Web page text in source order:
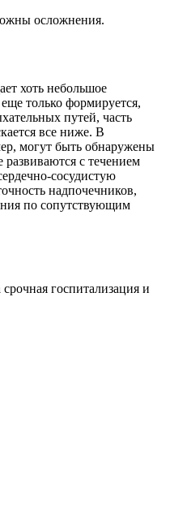
осложнения.
хоть небольшое
только формируется,
путей, часть
все ниже. В
могут быть обнаружены
с течением
сосудистую
надпочечников,
по сопутствующим
госпитализация и